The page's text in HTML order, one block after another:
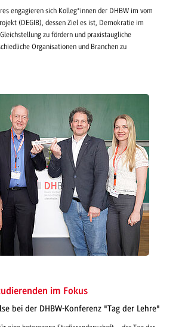
engagieren sich Kolleg*innen der DHBW im vom
(DEGIB), dessen Ziel es ist, Demokratie im
zu fördern und praxistaugliche
Organisationen und Branchen zu
im Fokus
bei der DHBW-Konferenz "Tag der Lehre"